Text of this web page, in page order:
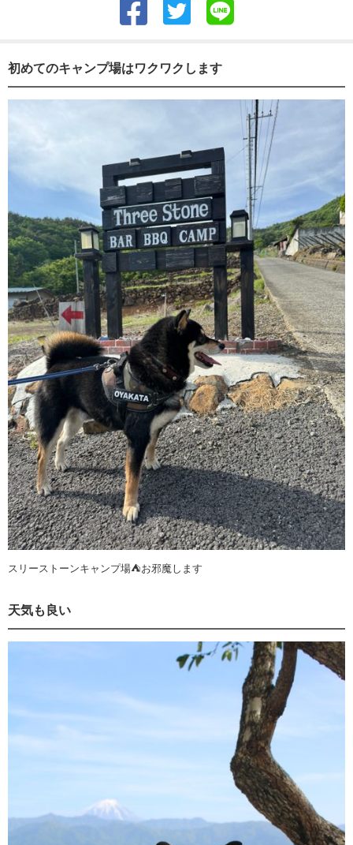
初めてのキャンプ場はワクワクします
スリーストーンキャンプ場⛺️お邪魔します
天気も良い